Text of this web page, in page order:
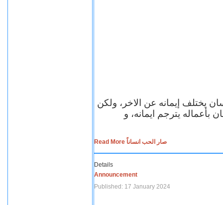
يختلف إيمانه عن الاخر، ولكن
بأعماله يترجم ايمانه، و
Read More صار الحب انساناً
Details
Announcement
Published: 17 January 2024